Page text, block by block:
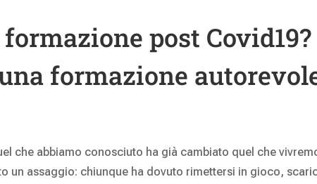
post Covid19?
formazione
che abbiamo conosciuto ha già cambiato quel che
un assaggio: chiunque ha dovuto rimettersi in gioco,